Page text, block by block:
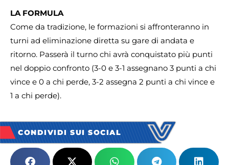
LA FORMULA
Come da tradizione, le formazioni si affronteranno in
turni ad eliminazione diretta su gare di andata e
ritorno. Passerà il turno chi avrà conquistato più punti
nel doppio confronto (3-0 e 3-1 assegnano 3 punti a chi
vince e 0 a chi perde, 3-2 assegna 2 punti a chi vince e
1 a chi perde).
CONDIVIDI SUI SOCIAL